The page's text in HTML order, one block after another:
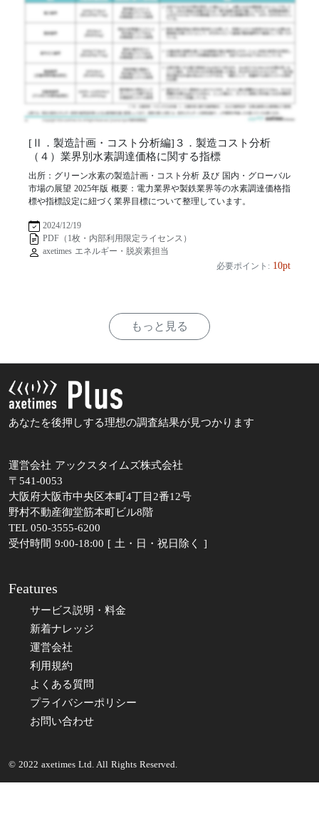
[Ⅱ．製造計画・コスト分析編]３．製造コスト分析
（４）業界別水素調達価格に関する指標
出所：グリーン水素の製造計画・コスト分析 及び 国内・グローバル
市場の展望 2025年版 概要：電力業界や製鉄業界等の水素調達価格指
標や指標設定に紐づく業界目標について整理しています。
2024/12/19
PDF（1枚・内部利用限定ライセンス）
axetimes エネルギー・脱炭素担当
必要ポイント: 10pt
もっと見る
あなたを後押しする理想の調査結果が見つかります
運営会社 アックスタイムズ株式会社
〒541-0053
大阪府大阪市中央区本町4丁目2番12号
野村不動産御堂筋本町ビル8階
TEL 050-3555-6200
受付時間 9:00-18:00 [ 土・日・祝日除く ]
Features
サービス説明・料金
新着ナレッジ
運営会社
利用規約
よくある質問
プライバシーポリシー
お問い合わせ
© 2022 axetimes Ltd. All Rights Reserved.